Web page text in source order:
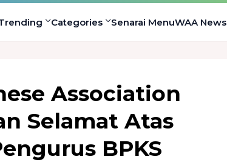
Categories Senarai MenuWAA News
Association
Selamat Atas
BPKS